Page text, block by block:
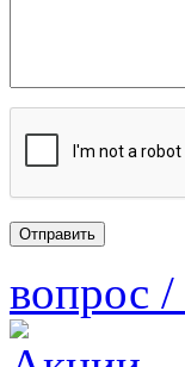
вопрос /